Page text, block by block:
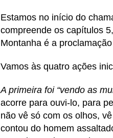
Estamos no início do
compreende os capítulos
Montanha é a
Vamos às quatro ações
A primeira foi “vendo as
acorre para ouvi-lo, para
não vê só com os olhos,
contou do homem